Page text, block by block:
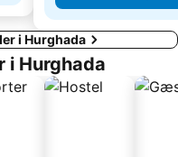
i Hurghada
i Hurghada